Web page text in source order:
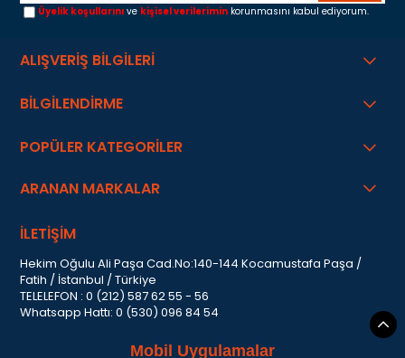
Üyelik koşullarını ve kişisel verilerimin korunmasını kabul ediyorum.
ALIŞVERİŞ BİLGİLERİ
BİLGİLENDİRME
POPÜLER KATEGORİLER
ARANAN MARKALAR
İLETİŞİM
Hekim Oğulu Ali Paşa Cad.No:140-144 Kocamustafa Paşa /
Fatih / İstanbul / Türkiye
TELELEFON : 0 (212) 587 62 55 - 56
Whatsapp Hattı: 0 (530) 096 84 54
Mobil Uygulamalar